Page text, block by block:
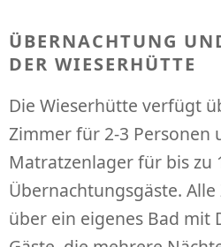
ÜBERNACHTUNG
DER WIESERHÜTTE
Die Wieserhütte verfügt
Zimmer für 2-3 Personen
Matratzenlager für bis zu
Übernachtungsgäste.
über ein eigenes Bad mit